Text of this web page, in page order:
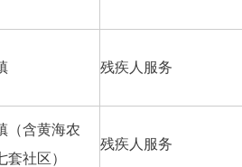
残疾人服务
（含黄海农
套社区）
残疾人服务